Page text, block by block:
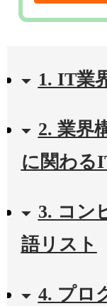
1. IT業
2. 業界
に関わる
3. コン
語リスト
4. プロ